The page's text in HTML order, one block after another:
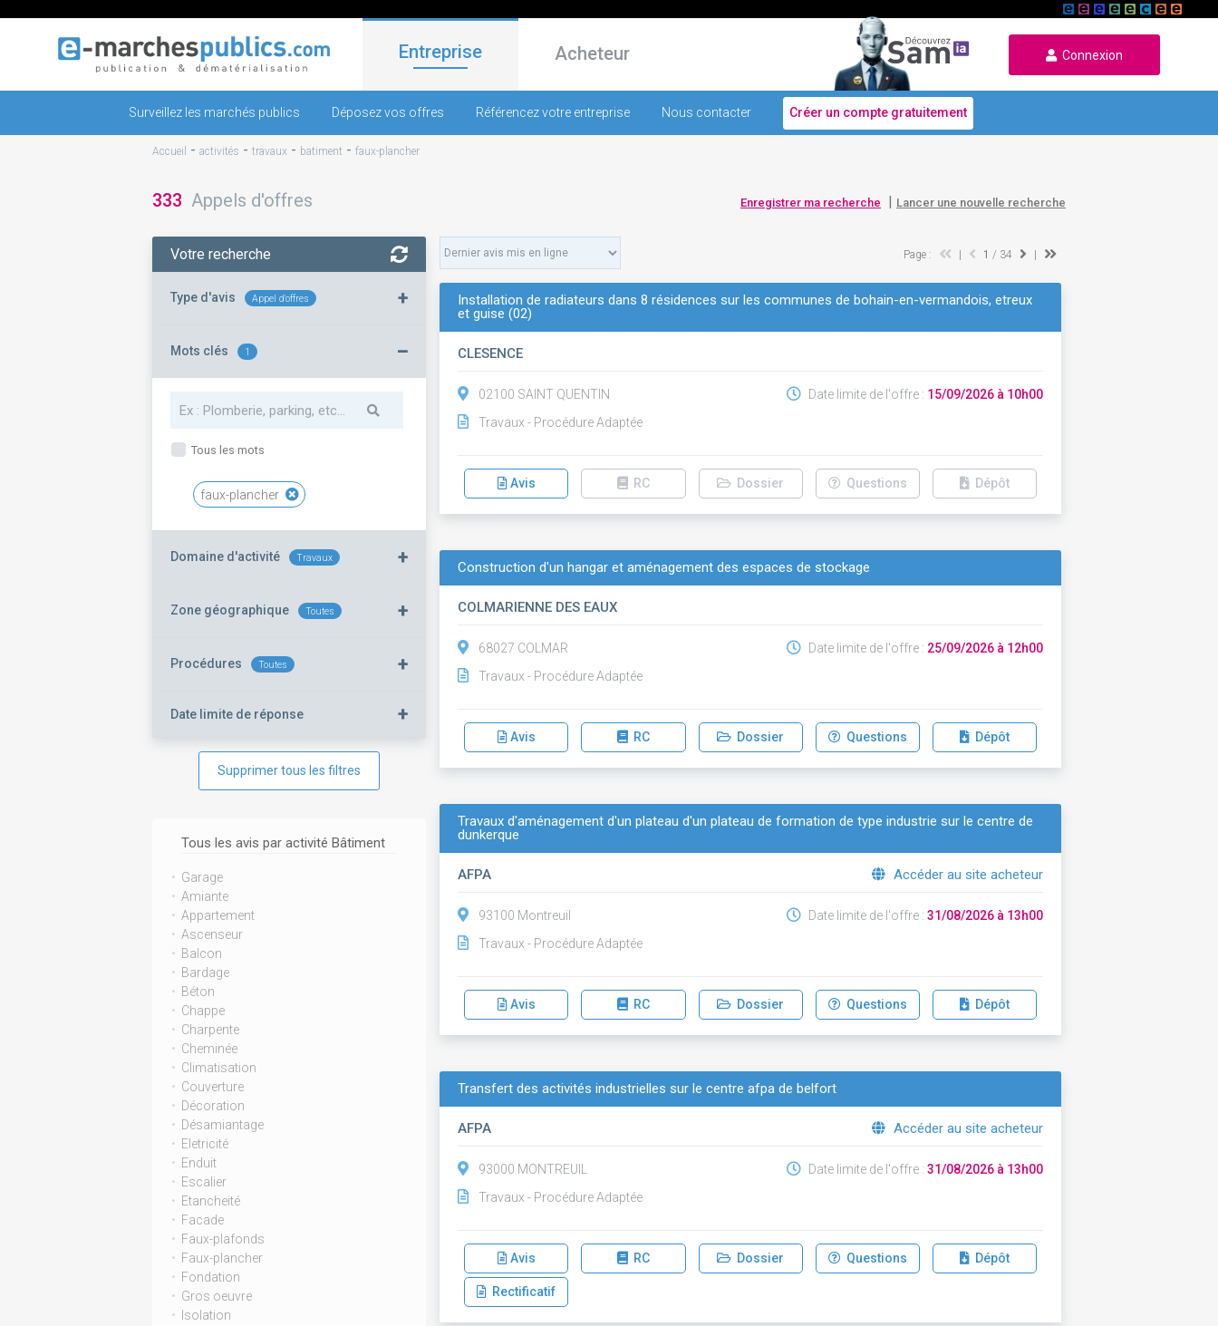
Entreprise Acheteur Connexion
Surveillez les marchés publics Déposez vos offres Référencez votre entreprise Nous contacter Créer un compte gratuitement
Accueil - activités - travaux - batiment - faux-plancher
333 Appels d'offres Enregistrer ma recherche | Lancer une nouvelle recherche
Votre recherche
Type d'avis Appel d'offres +
Mots clés 1 –
Tous les mots
faux-plancher
Domaine d'activité Travaux +
Zone géographique Toutes +
Procédures Toutes +
Date limite de réponse +
Supprimer tous les filtres
Tous les avis par activité Bâtiment
Garage
Amiante
Appartement
Ascenseur
Balcon
Bardage
Béton
Chappe
Charpente
Cheminée
Climatisation
Couverture
Décoration
Désamiantage
Eletricité
Enduit
Escalier
Etancheité
Facade
Faux-plafonds
Faux-plancher
Fondation
Gros oeuvre
Isolation
Page : 1 / 34
Installation de radiateurs dans 8 résidences sur les communes de bohain-en-vermandois, etreux
et guise (02)
CLESENCE
02100 SAINT QUENTIN
Travaux - Procédure Adaptée
Date limite de l'offre : 15/09/2026 à 10h00
Avis RC Dossier Questions Dépôt
Construction d'un hangar et aménagement des espaces de stockage
COLMARIENNE DES EAUX
68027 COLMAR
Travaux - Procédure Adaptée
Date limite de l'offre : 25/09/2026 à 12h00
Avis RC Dossier Questions Dépôt
Travaux d'aménagement d'un plateau d'un plateau de formation de type industrie sur le centre de
dunkerque
AFPA Accéder au site acheteur
93100 Montreuil
Travaux - Procédure Adaptée
Date limite de l'offre : 31/08/2026 à 13h00
Avis RC Dossier Questions Dépôt
Transfert des activités industrielles sur le centre afpa de belfort
AFPA Accéder au site acheteur
93000 MONTREUIL
Travaux - Procédure Adaptée
Date limite de l'offre : 31/08/2026 à 13h00
Avis RC Dossier Questions Dépôt
Rectificatif